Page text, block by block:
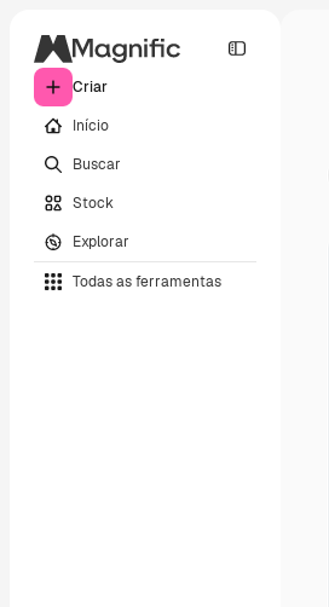
Criar
Início
Buscar
Stock
Explorar
Todas as ferramentas